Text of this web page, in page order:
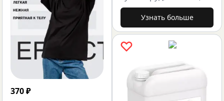
370₽
Узнать больше